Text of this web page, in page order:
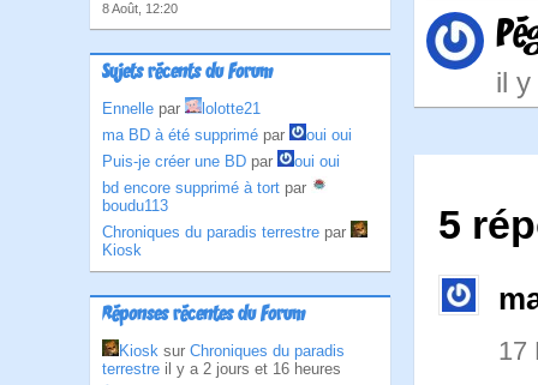
8 Août, 12:20
Sujets récents du Forum
Ennelle par
lolotte21
ma BD à été supprimé par
oui oui
Puis-je créer une BD par
oui oui
bd encore supprimé à tort par
boudu113
Chroniques du paradis terrestre par
Kiosk
Réponses récentes du Forum
Kiosk sur Chroniques du paradis
terrestre il y a 2 jours et 16 heures
il
5
17